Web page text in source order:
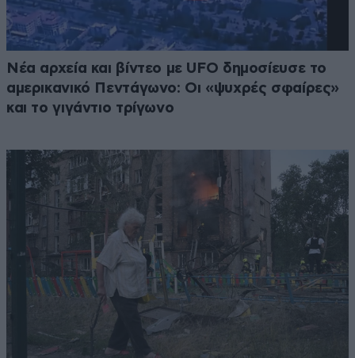
Νέα αρχεία και βίντεο με UFO δημοσίευσε το
αμερικανικό Πεντάγωνο: Οι «ψυχρές σφαίρες»
και το γιγάντιο τρίγωνο